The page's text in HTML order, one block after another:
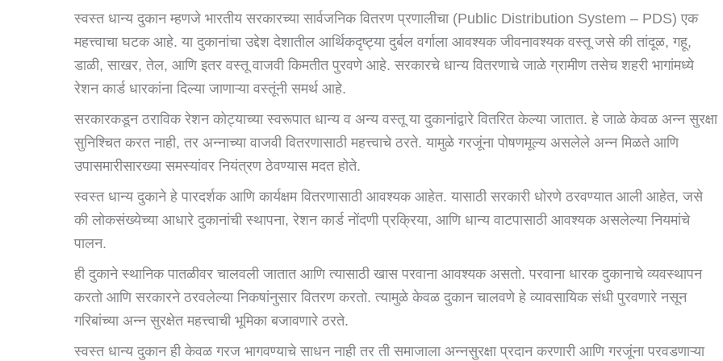
स्वस्त धान्य दुकान म्हणजे भारतीय सरकारच्या सार्वजनिक वितरण प्रणालीचा (Public Distribution System – PDS) एक
महत्त्वाचा घटक आहे. या दुकानांचा उद्देश देशातील आर्थिकदृष्ट्या दुर्बल वर्गाला आवश्यक जीवनावश्यक वस्तू जसे की तांदूळ, गहू,
डाळी, साखर, तेल, आणि इतर वस्तू वाजवी किमतीत पुरवणे आहे. सरकारचे धान्य वितरणाचे जाळे ग्रामीण तसेच शहरी भागांमध्ये
रेशन कार्ड धारकांना दिल्या जाणाऱ्या वस्तूंनी समर्थ आहे.
सरकारकडून ठराविक रेशन कोट्याच्या स्वरूपात धान्य व अन्य वस्तू या दुकानांद्वारे वितरित केल्या जातात. हे जाळे केवळ अन्न सुरक्षा
सुनिश्चित करत नाही, तर अन्नाच्या वाजवी वितरणासाठी महत्त्वाचे ठरते. यामुळे गरजूंना पोषणमूल्य असलेले अन्न मिळते आणि
उपासमारीसारख्या समस्यांवर नियंत्रण ठेवण्यास मदत होते.
स्वस्त धान्य दुकाने हे पारदर्शक आणि कार्यक्षम वितरणासाठी आवश्यक आहेत. यासाठी सरकारी धोरणे ठरवण्यात आली आहेत, जसे
की लोकसंख्येच्या आधारे दुकानांची स्थापना, रेशन कार्ड नोंदणी प्रक्रिया, आणि धान्य वाटपासाठी आवश्यक असलेल्या नियमांचे
पालन.
ही दुकाने स्थानिक पातळीवर चालवली जातात आणि त्यासाठी खास परवाना आवश्यक असतो. परवाना धारक दुकानाचे व्यवस्थापन
करतो आणि सरकारने ठरवलेल्या निकषांनुसार वितरण करतो. त्यामुळे केवळ दुकान चालवणे हे व्यावसायिक संधी पुरवणारे नसून
गरिबांच्या अन्न सुरक्षेत महत्त्वाची भूमिका बजावणारे ठरते.
स्वस्त धान्य दुकान ही केवळ गरज भागवण्याचे साधन नाही तर ती समाजाला अन्नसुरक्षा प्रदान करणारी आणि गरजूंना परवडणाऱ्या